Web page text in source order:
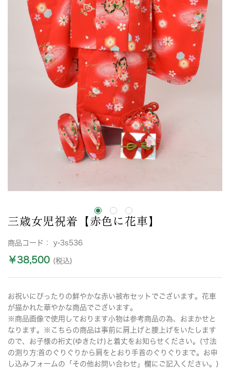
三歳女児祝着【赤色に花車】
商品コード： y-3s536
￥38,500 (税込)
お祝いにぴったりの鮮やかな赤い被布セットでございます。花車
が描かれた華やかな商品でございます。
※商品画像で使用しております小物は参考商品の為、おまかせと
なります。※こちらの商品は事前に肩上げと腰上げをいたします
ので、お子様の裄丈(ゆきたけ)と着丈をお知らせください。(寸法
の測り方:首のぐりぐりから肩をとおり手首のぐりぐりまで。お申
し込みフォームの「その他お問い合わせ」欄にご記入ください。)